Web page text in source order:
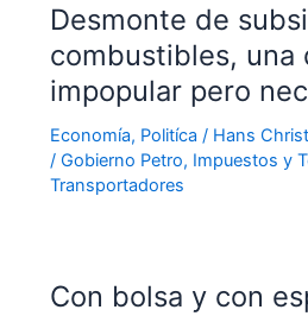
Desmonte de
combustibles, una
impopular pero
Economía, Politíca / Hans
/ Gobierno Petro, Impuestos y
Transportadores
Con bolsa y con